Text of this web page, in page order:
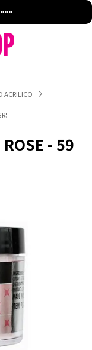
ACRILICO
ROSE - 59